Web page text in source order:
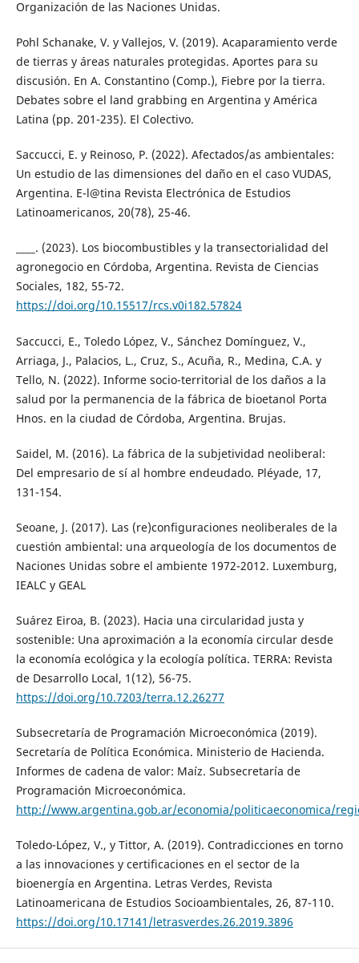
Organización de las Naciones Unidas.
Pohl Schanake, V. y Vallejos, V. (2019). Acaparamiento verde
de tierras y áreas naturales protegidas. Aportes para su
discusión. En A. Constantino (Comp.), Fiebre por la tierra.
Debates sobre el land grabbing en Argentina y América
Latina (pp. 201-235). El Colectivo.
Saccucci, E. y Reinoso, P. (2022). Afectados/as ambientales:
Un estudio de las dimensiones del daño en el caso VUDAS,
Argentina. E-l@tina Revista Electrónica de Estudios
Latinoamericanos, 20(78), 25-46.
____. (2023). Los biocombustibles y la transectorialidad del
agronegocio en Córdoba, Argentina. Revista de Ciencias
Sociales, 182, 55-72.
https://doi.org/10.15517/rcs.v0i182.57824
Saccucci, E., Toledo López, V., Sánchez Domínguez, V.,
Arriaga, J., Palacios, L., Cruz, S., Acuña, R., Medina, C.A. y
Tello, N. (2022). Informe socio-territorial de los daños a la
salud por la permanencia de la fábrica de bioetanol Porta
Hnos. en la ciudad de Córdoba, Argentina. Brujas.
Saidel, M. (2016). La fábrica de la subjetividad neoliberal:
Del empresario de sí al hombre endeudado. Pléyade, 17,
131-154.
Seoane, J. (2017). Las (re)configuraciones neoliberales de la
cuestión ambiental: una arqueología de los documentos de
Naciones Unidas sobre el ambiente 1972-2012. Luxemburg,
IEALC y GEAL
Suárez Eiroa, B. (2023). Hacia una circularidad justa y
sostenible: Una aproximación a la economía circular desde
la economía ecológica y la ecología política. TERRA: Revista
de Desarrollo Local, 1(12), 56-75.
https://doi.org/10.7203/terra.12.26277
Subsecretaría de Programación Microeconómica (2019).
Secretaría de Política Económica. Ministerio de Hacienda.
Informes de cadena de valor: Maíz. Subsecretaría de
Programación Microeconómica.
http://www.argentina.gob.ar/economia/politicaeconomica/
Toledo-López, V., y Tittor, A. (2019). Contradicciones en torno
a las innovaciones y certificaciones en el sector de la
bioenergía en Argentina. Letras Verdes, Revista
Latinoamericana de Estudios Socioambientales, 26, 87-110.
https://doi.org/10.17141/letrasverdes.26.2019.3896